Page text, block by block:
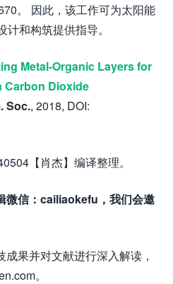
。 因此，该工作可为太阳能
和构筑提供指导。
Metal-Organic Layers for
Carbon Dioxide
Soc., 2018, DOI:
【肖杰】编译整理。
微信：cailiaokefu，我们会邀
果并对文献进行深入解读，
。